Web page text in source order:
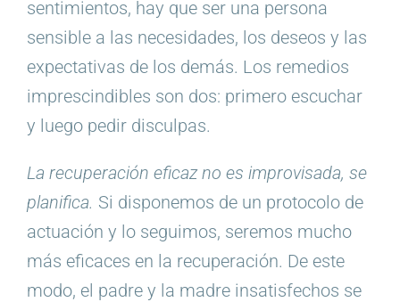
sentimientos, hay que ser una persona
sensible a las necesidades, los deseos y las
expectativas de los demás. Los remedios
imprescindibles son dos: primero escuchar
y luego pedir disculpas.
La recuperación eficaz no es improvisada, se
planifica. Si disponemos de un protocolo de
actuación y lo seguimos, seremos mucho
más eficaces en la recuperación. De este
modo, el padre y la madre insatisfechos se